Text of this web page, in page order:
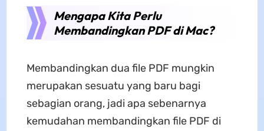
Mengapa Kita Perlu
Membandingkan PDF di Mac?
Membandingkan dua file PDF mungkin
merupakan sesuatu yang baru bagi
sebagian orang, jadi apa sebenarnya
kemudahan membandingkan file PDF di